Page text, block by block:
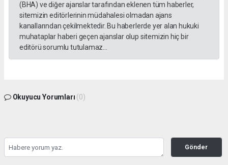
(BHA) ve diğer ajanslar tarafından eklenen tüm haberler,
sitemizin editörlerinin müdahalesi olmadan ajans
kanallarından çekilmektedir. Bu haberlerde yer alan hukuki
muhataplar haberi geçen ajanslar olup sitemizin hiç bir
editörü sorumlu tutulamaz...
Okuyucu Yorumları (0)
Gönder